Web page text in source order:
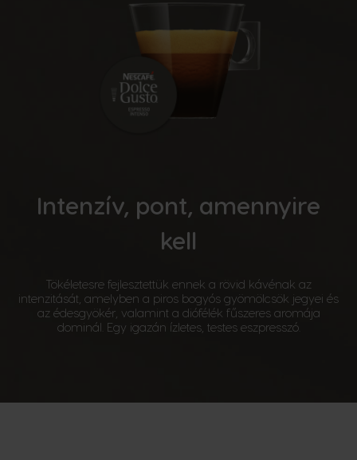
Intenzív, pont, amennyire
kell
Tökéletesre fejlesztettük ennek a rövid kávénak az
intenzitását, amelyben a piros bogyós gyömölcsök jegyei és
az édesgyökér, valamint a diófélék fűszeres aromája
dominál. Egy igazán ízletes, testes eszpresszó.